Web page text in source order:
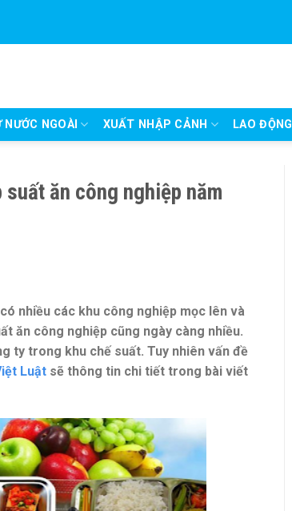
NGOÀI XUẤT NHẬP CẢNH LAO ĐỘNG
ăn công nghiệp năm
nhiều các khu công nghiệp mọc lên và
ăn công nghiệp cũng ngày càng nhiều.
ty trong khu chế suất. Tuy nhiên vấn đề
Luật sẽ thông tin chi tiết trong bài viết